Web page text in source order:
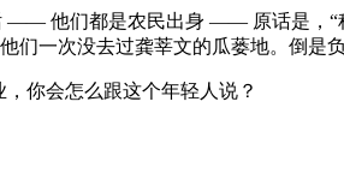
—— 他们都是农民出身 —— 原话是，
们一次没去过龚莘文的瓜蒌地。倒是
你会怎么跟这个年轻人说？